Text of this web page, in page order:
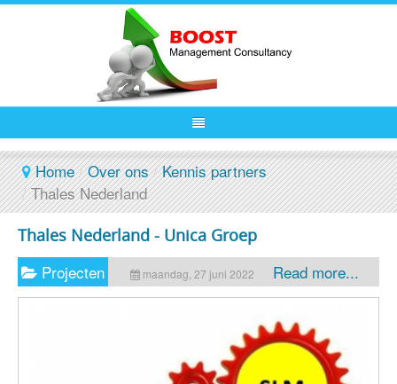
Home / Over ons / Kennis partners
/ Thales Nederland
Thales Nederland - Unica Groep
Projecten maandag, 27 juni 2022 Read more...